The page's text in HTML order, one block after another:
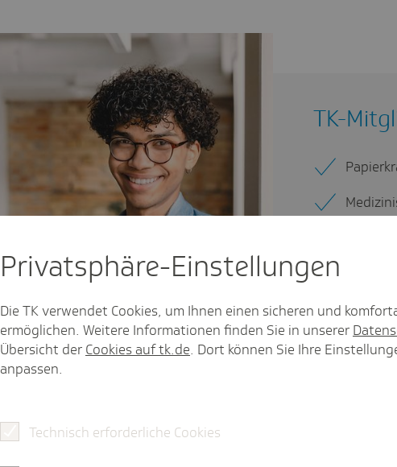
TK-
Privat­sphäre-Einstel­lungen
Die TK verwendet Cookies, um Ihnen einen sicheren und
ermöglichen. Weitere Informationen finden Sie in unserer
Übersicht der Cookies auf tk.de. Dort können Sie Ihre
anpassen.
Technisch erforderliche Cookies